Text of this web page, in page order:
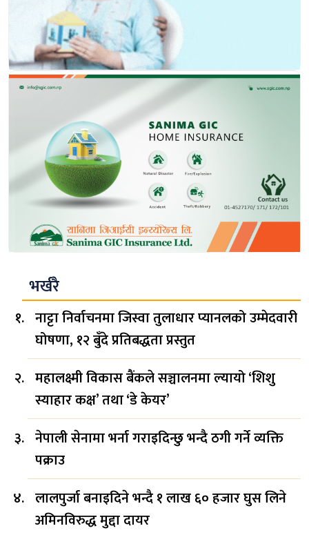
भर्खरै
नाट्टा निर्वाचनमा जिस्वा तुलाधार प्यानलको उम्मेदवारी
घोषणा, १२ बुँदे प्रतिबद्धता प्रस्तुत
महालक्ष्मी विकास बैंकले सञ्चालनमा ल्यायो ‘शिशु
स्याहार कक्ष’ तथा ‘डे केयर’
नेपाली सेनामा भर्ना गराइदिन्छु भन्दै ठगी गर्ने व्यक्ति
पक्राउ
लालपुर्जा बनाइदिने भन्दै १ लाख ६० हजार घुस लिने
अमिनविरुद्ध मुद्दा दायर